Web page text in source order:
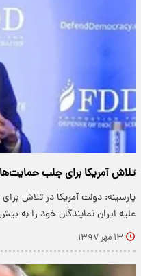
تلاش آمریکا برای جلب
پارسینه: دولت آمریکا در تلاش
علیه ایران نمایندگان خود را به بیش از
۱۳ مهر ۱۳۹۷